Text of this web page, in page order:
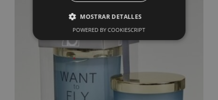
AÑADIR AL CARRITO
MOSTRAR DETALLES
POWERED BY COOKIESCRIPT